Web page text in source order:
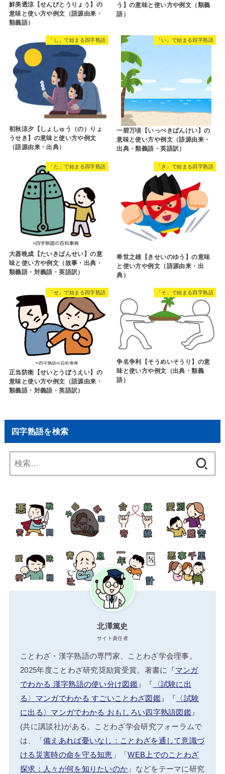
鮮美透涼【せんびとうりょう】の
意味と使い方や例文（語源由来・
類義語）
う】の意味と使い方や例文（類義
語）
「し」で始まる四字熟語
初秋涼夕【しょしゅう（の）りょ
うせき】の意味と使い方や例文
（語源由来・出典）
「い」で始まる四字熟語
一碧万頃【いっぺきばんけい】の
意味と使い方や例文（語源由来・
出典・類義語・英語訳）
「た」で始まる四字熟語
大器晩成【たいきばんせい】の意
味と使い方や例文（故事・出典・
類義語・対義語・英語訳）
「き」で始まる四字熟語
希世之雄【きせいのゆう】の意味
と使い方や例文（語源由来・出
典）
「せ」で始まる四字熟語
正当防衛【せいとうぼうえい】の
意味と使い方や例文（語源由来・
類義語・対義語・英語訳）
「そ」で始まる四字熟語
争名争利【そうめいそうり】の意
味と使い方や例文（出典・類義
語）
四字熟語を検索
索:
北澤篤史
サイト責任者
ことわざ・漢字熟語の専門家、ことわざ学会理事。
2025年度ことわざ研究奨励賞受賞。著書に『マンガ
でわかる 漢字熟語の使い分け図鑑』『 〈試験に出
る〉マンガでわかる すごいことわざ図鑑』『 〈試験
に出る〉マンガでわかる おもしろい四字熟語図鑑 』
(共に講談社)がある。ことわざ学会研究フォーラムで
は、「備えあれば憂いなし：ことわざを通して意識づ
ける災害時の命を守る知恵 」「WEB上でのことわざ
探求：人々が何を知りたいのか 」などをテーマに研究